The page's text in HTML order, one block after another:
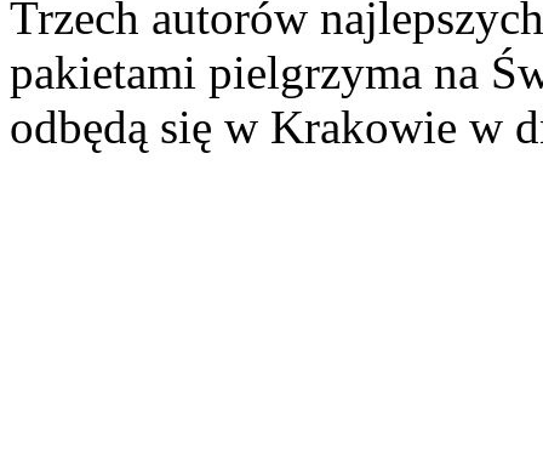
Trzech autorów
pakietami pielgrzyma na
odbędą się w Krakowie w